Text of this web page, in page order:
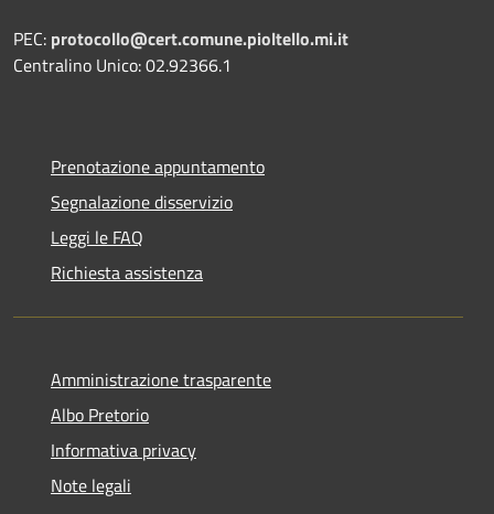
PEC: protocollo@cert.comune.pioltello.mi.it
Centralino Unico: 02.92366.1
Prenotazione appuntamento
Segnalazione disservizio
Leggi le FAQ
Richiesta assistenza
Amministrazione trasparente
Albo Pretorio
Informativa privacy
Note legali